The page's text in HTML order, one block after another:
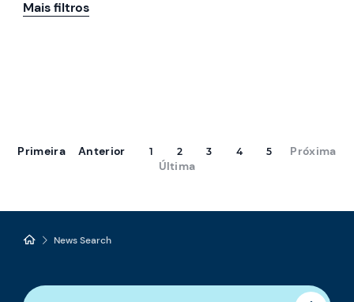
Mais filtros
Primeira Anterior 1 2 3 4 5
Próxima
Última
News Search